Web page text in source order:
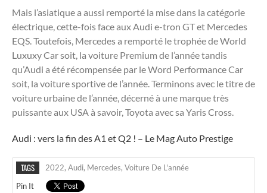
Mais l’asiatique a aussi remporté la mise dans la catégorie
électrique, cette-fois face aux Audi e-tron GT et Mercedes
EQS. Toutefois, Mercedes a remporté le trophée de World
Luxuxy Car soit, la voiture Premium de l’année tandis
qu’Audi a été récompensée par le Word Performance Car
soit, la voiture sportive de l’année. Terminons avec le titre de
voiture urbaine de l’année, décerné à une marque très
puissante aux USA à savoir, Toyota avec sa Yaris Cross.
Audi : vers la fin des A1 et Q2 ! – Le Mag Auto Prestige
TAGS 2022, Audi, Mercedes, Voiture De L'année
Pin It